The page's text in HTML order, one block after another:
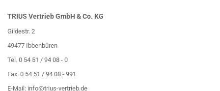
TRIUS Vertrieb GmbH & Co. KG
Gildestr. 2
49477 Ibbenbüren
Tel. 0 54 51 / 94 08 - 0
Fax. 0 54 51 / 94 08 - 991
E-Mail: info@trius-vertrieb.de